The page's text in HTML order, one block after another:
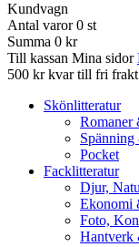
Kundvagn
Antal varor 0 st
Summa 0 kr
Till kassan Mina sidor
500 kr kvar till fri
Skönlitteratur
Pocket
Facklitteratur
Djur,
Ekonomi
Foto,
Hantverk